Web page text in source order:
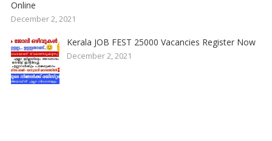
Online
December 2, 2021
Kerala JOB FEST 25000 Vacancies Register Now
December 2, 2021